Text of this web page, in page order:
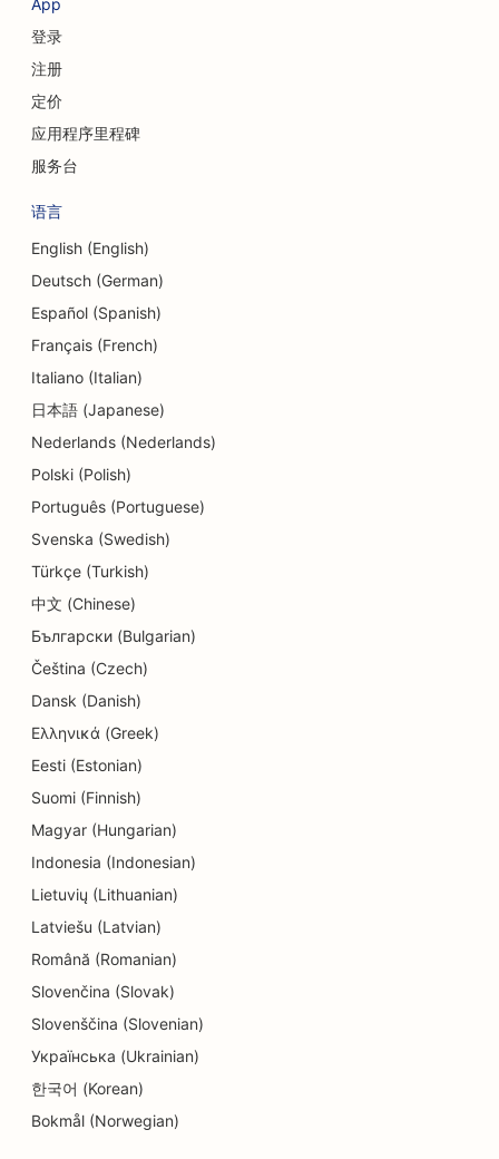
App
登录
注册
定价
应用程序里程碑
服务台
语言
English (English)
Deutsch (German)
Español (Spanish)
Français (French)
Italiano (Italian)
日本語 (Japanese)
Nederlands (Nederlands)
Polski (Polish)
Português (Portuguese)
Svenska (Swedish)
Türkçe (Turkish)
中文 (Chinese)
Български (Bulgarian)
Čeština (Czech)
Dansk (Danish)
Ελληνικά (Greek)
Eesti (Estonian)
Suomi (Finnish)
Magyar (Hungarian)
Indonesia (Indonesian)
Lietuvių (Lithuanian)
Latviešu (Latvian)
Română (Romanian)
Slovenčina (Slovak)
Slovenščina (Slovenian)
Українська (Ukrainian)
한국어 (Korean)
Bokmål (Norwegian)